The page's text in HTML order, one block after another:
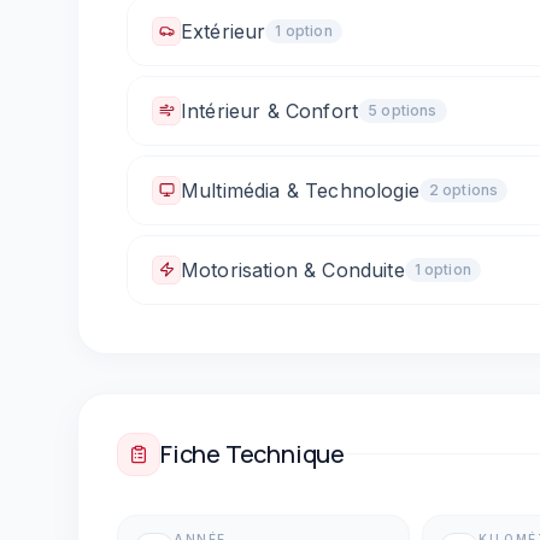
Caméra de recul
Extérieur 1 option
Rétroviseurs électriques
Intérieur & Confort 5 options
Climatisation manuelle
Sièges arrière rabattables (1/3 - 2/3)
Multimédia & Technologie 2 options
Bluetooth
Motorisation & Conduite 1 option
Fiche Technique